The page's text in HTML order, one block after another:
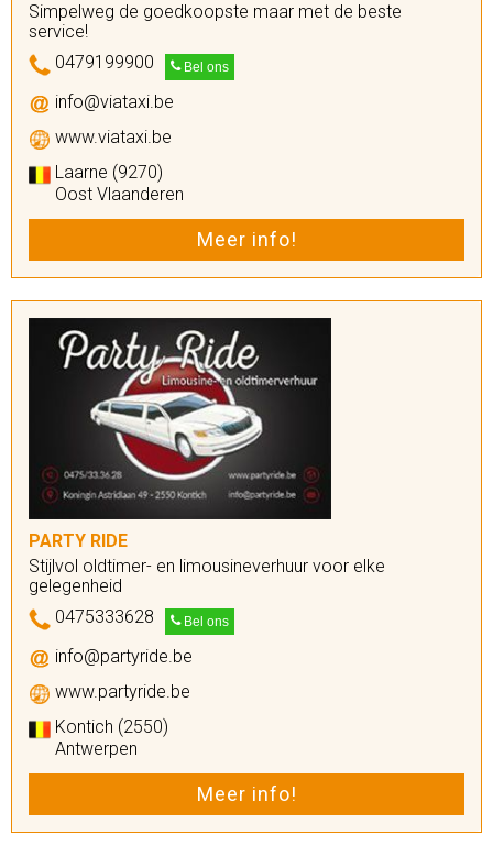
Simpelweg de goedkoopste maar met de beste
service!
0479199900
Bel ons
info@viataxi.be
www.viataxi.be
Laarne (9270)
Oost Vlaanderen
Meer info!
PARTY RIDE
Stijlvol oldtimer- en limousineverhuur voor elke
gelegenheid
0475333628
Bel ons
info@partyride.be
www.partyride.be
Kontich (2550)
Antwerpen
Meer info!